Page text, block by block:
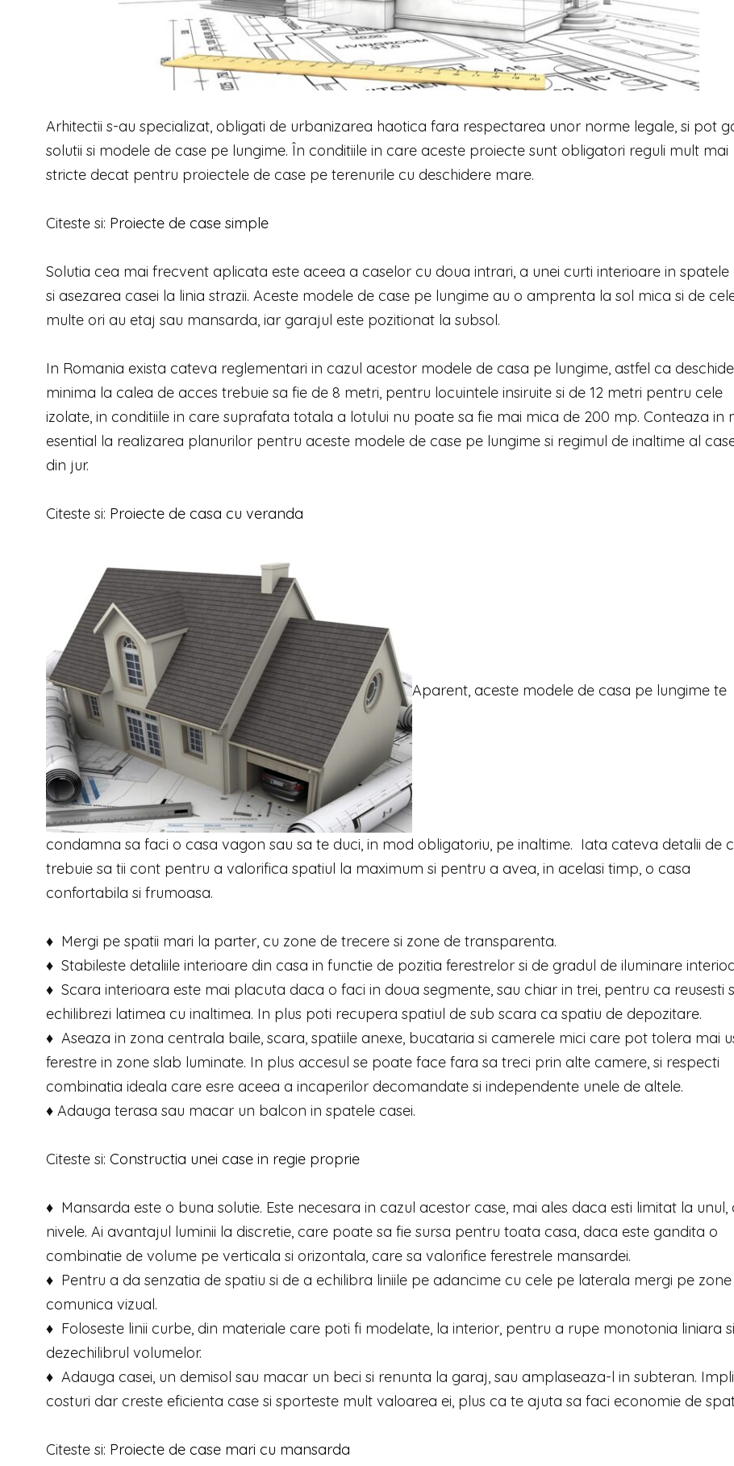
Arhitectii s-au specializat, obligati de urbanizarea haotica fara respectarea unor norme legale, si pot
solutii si modele de case pe lungime. În conditiile in care aceste proiecte sunt obligatori reguli mult mai
stricte decat pentru proiectele de case pe terenurile cu deschidere mare.
Citeste si: Proiecte de case simple
Solutia cea mai frecvent aplicata este aceea a caselor cu doua intrari, a unei curti interioare in spatele
si asezarea casei la linia strazii. Aceste modele de case pe lungime au o amprenta la sol mica si de
multe ori au etaj sau mansarda, iar garajul este pozitionat la subsol.
In Romania exista cateva reglementari in cazul acestor modele de casa pe lungime, astfel ca
minima la calea de acces trebuie sa fie de 8 metri, pentru locuintele insiruite si de 12 metri pentru cele
izolate, in conditiile in care suprafata totala a lotului nu poate sa fie mai mica de 200 mp. Conteaza in
esential la realizarea planurilor pentru aceste modele de case pe lungime si regimul de inaltime al
din jur.
Citeste si: Proiecte de casa cu veranda
Aparent, aceste modele de casa pe lungime te
condamna sa faci o casa vagon sau sa te duci, in mod obligatoriu, pe inaltime. Iata cateva detalii de
trebuie sa tii cont pentru a valorifica spatiul la maximum si pentru a avea, in acelasi timp, o casa
confortabila si frumoasa.
♦ Mergi pe spatii mari la parter, cu zone de trecere si zone de transparenta.
♦ Stabileste detaliile interioare din casa in functie de pozitia ferestrelor si de gradul de iluminare
♦ Scara interioara este mai placuta daca o faci in doua segmente, sau chiar in trei, pentru ca reusesti
echilibrezi latimea cu inaltimea. In plus poti recupera spatiul de sub scara ca spatiu de depozitare.
♦ Aseaza in zona centrala baile, scara, spatiile anexe, bucataria si camerele mici care pot tolera mai
ferestre in zone slab luminate. In plus accesul se poate face fara sa treci prin alte camere, si respecti
combinatia ideala care esre aceea a incaperilor decomandate si independente unele de altele.
♦ Adauga terasa sau macar un balcon in spatele casei.
Citeste si: Constructia unei case in regie proprie
♦ Mansarda este o buna solutie. Este necesara in cazul acestor case, mai ales daca esti limitat la unul,
nivele. Ai avantajul luminii la discretie, care poate sa fie sursa pentru toata casa, daca este gandita o
combinatie de volume pe verticala si orizontala, care sa valorifice ferestrele mansardei.
♦ Pentru a da senzatia de spatiu si de a echilibra liniile pe adancime cu cele pe laterala mergi pe
comunica vizual.
♦ Foloseste linii curbe, din materiale care poti fi modelate, la interior, pentru a rupe monotonia liniara si
dezechilibrul volumelor.
♦ Adauga casei, un demisol sau macar un beci si renunta la garaj, sau amplaseaza-l in subteran.
costuri dar creste eficienta case si sporteste mult valoarea ei, plus ca te ajuta sa faci economie de
Citeste si: Proiecte de case mari cu mansarda